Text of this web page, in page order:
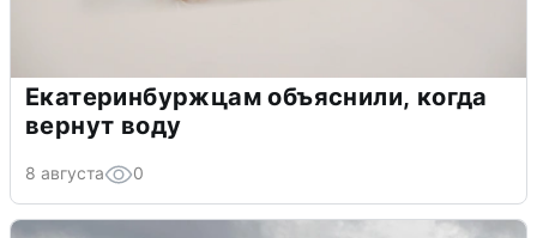
Екатеринбуржцам объяснили, когда
вернут воду
8 августа 0